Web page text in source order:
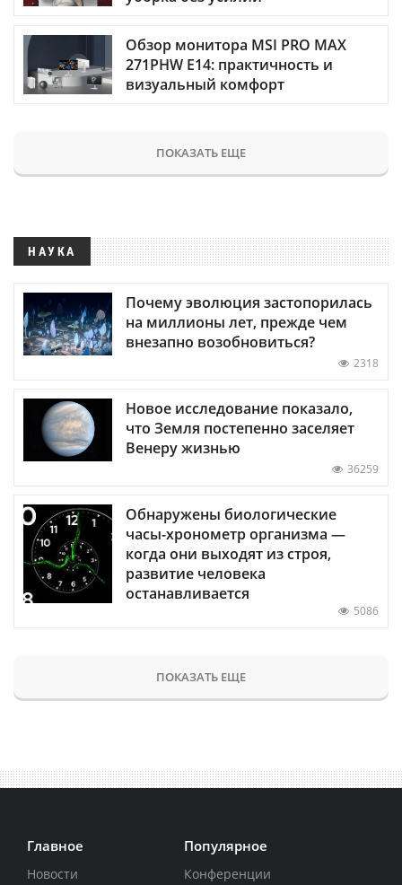
Обзор монитора MSI PRO MAX
271PHW E14: практичность и
визуальный комфорт
ПОКАЗАТЬ ЕЩЕ
НАУКА
Почему эволюция застопорилась
на миллионы лет, прежде чем
внезапно возобновиться?
2318
Новое исследование показало,
что Земля постепенно заселяет
Венеру жизнью
36259
Обнаружены биологические
часы-хронометр организма —
когда они выходят из строя,
развитие человека
останавливается
5086
ПОКАЗАТЬ ЕЩЕ
Главное
Новости
Популярное
Конференции